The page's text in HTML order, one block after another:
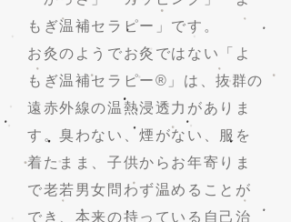
もぎ温補セラピー」です。
お灸のようでお灸ではない「よ
もぎ温補セラピー®」は、抜群の
遠赤外線の温熱浸透力がありま
す。臭わない、煙がない、服を
着たまま、子供からお年寄りま
で老若男女問わず温めることが
でき、本来の持っている自己治